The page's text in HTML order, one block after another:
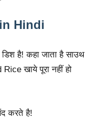
Hindi
डिश है! कहा जाता है साउथ
Rice खाये पूरा नहीं हो
करते है!